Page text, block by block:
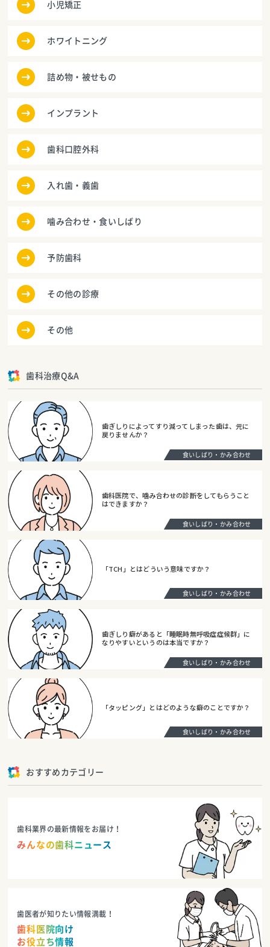
小児矯正
ホワイトニング
詰め物・被せもの
インプラント
歯科口腔外科
入れ歯・義歯
噛み合わせ・食いしばり
予防歯科
その他の診療
その他
歯科治療Q&A
歯ぎしりによってすり減ってしまった歯は、元に
戻りませんか？
食いしばり・かみ合わせ
歯科医院で、噛み合わせの診断をしてもらうこと
はできますか？
食いしばり・かみ合わせ
「TCH」とはどういう意味ですか？
食いしばり・かみ合わせ
歯ぎしり癖があると「睡眠時無呼吸症症候群」に
なりやすいというのは本当ですか？
食いしばり・かみ合わせ
「タッピング」とはどのような癖のことですか？
食いしばり・かみ合わせ
おすすめカテゴリー
歯科業界の最新情報をお届け！
みんなの歯科ニュース
歯医者が知りたい情報満載！
歯科医院向け
お役立ち情報